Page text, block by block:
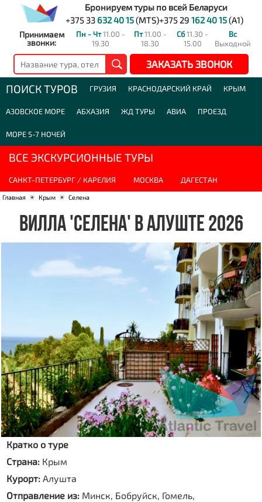
Бронируем туры по всей Беларуси
+375 33 632 40 15(MTS)+375 29 162 40 15(A1)
Принимаем
звонки:
Пн - Чт11.00 -
19.30
Пт11.00 -
18.30
Сб11.30 -
15.00
Вс
Выходной
ЗАКАЗАТЬ ЗВОНОК
ПОИСК ТУРОВ ГРУЗИЯ КРАСНОДАРСКИЙ КРАЙ КРЫМ
АЗОВСКОЕ МОРЕ АБХАЗИЯ ЖД ТУРЫ АВИА ПРОЕЗД
МОРЕ 5-7 НОЧЕЙ
ВСЕ ЭКСКУРСИОННЫЕ ТУРЫ
САНКТ-ПЕТЕРБУРГ / КАРЕЛИЯ МОСКВА ДАГЕСТАН
Главная ☀ Крым ☀ Селена
ВИЛЛА 'СЕЛЕНА' В АЛУШТЕ 2026
Кратко о туре
Страна: Крым
Курорт:Алушта
Отправление из: Минск, Бобруйск, Гомель,